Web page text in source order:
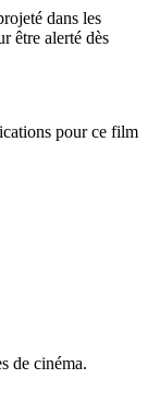
dans les
être alerté dès
pour ce film
de cinéma.